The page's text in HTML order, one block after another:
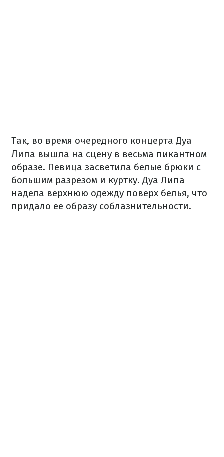
Так, во время очередного концерта Дуа
Липа вышла на сцену в весьма пикантном
образе. Певица засветила белые брюки с
большим разрезом и куртку. Дуа Липа
надела верхнюю одежду поверх белья, что
придало ее образу соблазнительности.